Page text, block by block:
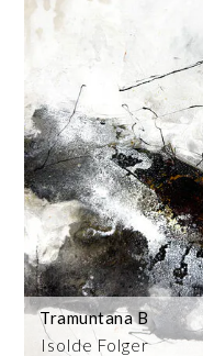
Isolde Folger
Tramuntana B